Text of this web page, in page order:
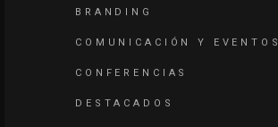
BRANDING
COMUNICACIÓN Y EVENTOS
CONFERENCIAS
DESTACADOS